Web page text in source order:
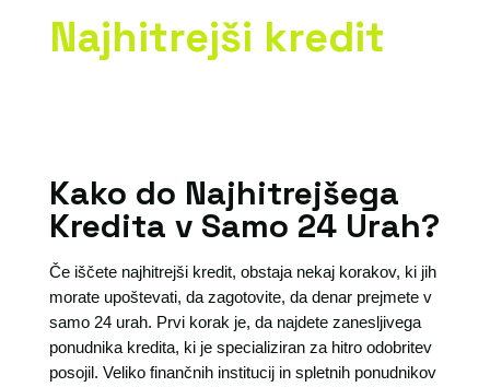
Najhitrejši kredit
Kako do Najhitrejšega
Kredita v Samo 24 Urah?
Če iščete najhitrejši kredit, obstaja nekaj korakov, ki jih
morate upoštevati, da zagotovite, da denar prejmete v
samo 24 urah. Prvi korak je, da najdete zanesljivega
ponudnika kredita, ki je specializiran za hitro odobritev
posojil. Veliko finančnih institucij in spletnih ponudnikov